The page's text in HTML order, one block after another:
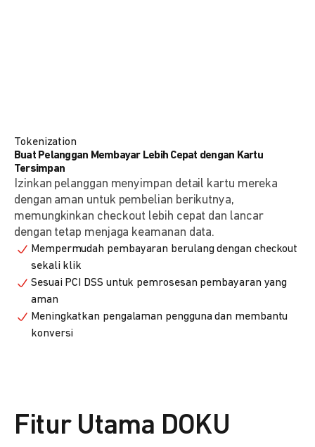
Tokenization
Buat Pelanggan Membayar Lebih Cepat dengan Kartu
Tersimpan
Izinkan pelanggan menyimpan detail kartu mereka
dengan aman untuk pembelian berikutnya,
memungkinkan checkout lebih cepat dan lancar
dengan tetap menjaga keamanan data.
Mempermudah pembayaran berulang dengan checkout
sekali klik
Sesuai PCI DSS untuk pemrosesan pembayaran yang
aman
Meningkatkan pengalaman pengguna dan membantu
konversi
Fitur Utama DOKU